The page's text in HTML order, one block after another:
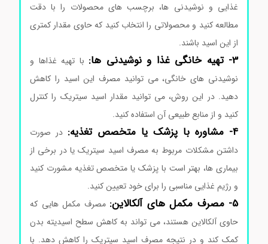
غذایی و نوشیدنی ها، برچسب های محصولات را با دقت
مطالعه کنید و محصولاتی را انتخاب کنید که حاوی مقدار کمتری
از این اسید باشند.اسیدسیتریک Citric acid مرک 100244
با تهیه غذاها و
نوشیدنی های خانگی، می توانید مصرف این اسید را کاهش
دهید. در این روش، می توانید مقدار اسید سیتریک را کنترل
کنید و از منابع طبیعی آن استفاده کنید.
در صورت
داشتن مشکلات مربوط به مصرف اسید سیتریک یا در برخی از
بیماری ها، بهتر است با پزشک یا متخصص تغذیه مشورت کنید
و رژیم غذایی مناسبی را برای خود تعیین کنید.
مصرف مکمل هایی که
حاوی آلکالاین هستند، می تواند به کاهش سطح اسیدیته بدن
کمک کند و در نتیجه مصرف اسید سیتریک را کاهش دهد. با